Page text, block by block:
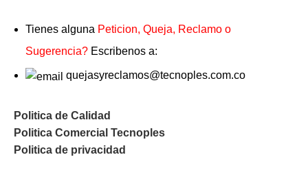
Tienes alguna Peticion, Queja, Reclamo o
Sugerencia? Escribenos a:
quejasyreclamos@tecnoples.com.co
Politica de Calidad
Politica Comercial Tecnoples
Politica de privacidad